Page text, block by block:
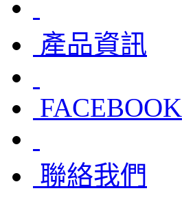
產品資訊
FACEBOOK
聯絡我們